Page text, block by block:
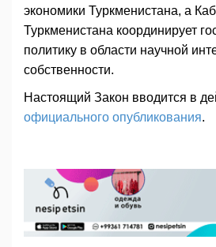
экономики Туркменистана, а
Туркменистана координирует
политику в области научной
собственности.
Настоящий Закон вводится в
официального опубликования.